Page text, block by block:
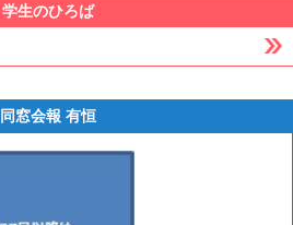
学生のひろば
同窓会報 有恒